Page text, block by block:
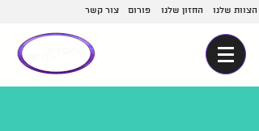
צור קשר פורום החזון שלנו הצוות שלנו